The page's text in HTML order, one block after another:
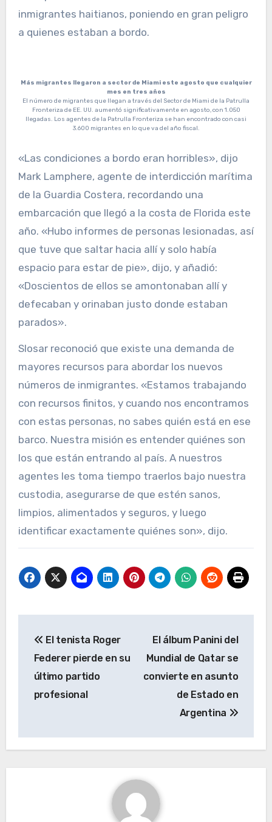
inmigrantes haitianos, poniendo en gran peligro
a quienes estaban a bordo.
Más migrantes llegaron a sector de Miami este agosto que cualquier
mes en tres años
El número de migrantes que llegan a través del Sector de Miami de la Patrulla
Fronteriza de EE. UU. aumentó significativamente en agosto, con 1.050
llegadas. Los agentes de la Patrulla Fronteriza se han encontrado con casi
3.600 migrantes en lo que va del año fiscal.
«Las condiciones a bordo eran horribles», dijo
Mark Lamphere, agente de interdicción marítima
de la Guardia Costera, recordando una
embarcación que llegó a la costa de Florida este
año. «Hubo informes de personas lesionadas, así
que tuve que saltar hacia allí y solo había
espacio para estar de pie», dijo, y añadió:
«Doscientos de ellos se amontonaban allí y
defecaban y orinaban justo donde estaban
parados».
Slosar reconoció que existe una demanda de
mayores recursos para abordar los nuevos
números de inmigrantes. «Estamos trabajando
con recursos finitos, y cuando nos encontramos
con estas personas, no sabes quién está en ese
barco. Nuestra misión es entender quiénes son
los que están entrando al país. A nuestros
agentes les toma tiempo traerlos bajo nuestra
custodia, asegurarse de que estén sanos,
limpios, alimentados y seguros, y luego
identificar exactamente quiénes son», dijo.
de
entradas
El tenista Roger
Federer pierde en su
último partido
profesional
El álbum Panini del
Mundial de Qatar se
convierte en asunto
de Estado en
Argentina